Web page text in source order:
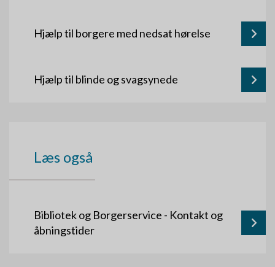
Hjælp til borgere med nedsat hørelse
Hjælp til blinde og svagsynede
Læs også
Bibliotek og Borgerservice - Kontakt og
åbningstider